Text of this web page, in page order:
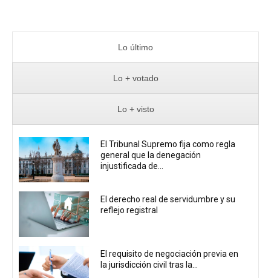
Lo último
Lo + votado
Lo + visto
El Tribunal Supremo fija como regla
general que la denegación
injustificada de...
El derecho real de servidumbre y su
reflejo registral
El requisito de negociación previa en
la jurisdicción civil tras la...